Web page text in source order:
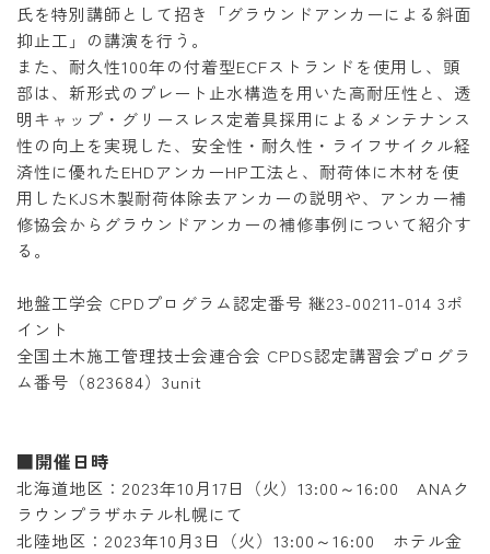
氏を特別講師として招き「グラウンドアンカーによる斜面
抑止工」の講演を行う。
また、耐久性100年の付着型ECFストランドを使用し、頭
部は、新形式のプレート止水構造を用いた高耐圧性と、透
明キャップ・グリースレス定着具採用によるメンテナンス
性の向上を実現した、安全性・耐久性・ライフサイクル経
済性に優れたEHDアンカーHP工法と、耐荷体に木材を使
用したKJS木製耐荷体除去アンカーの説明や、アンカー補
修協会からグラウンドアンカーの補修事例について紹介す
る。
地盤工学会 CPDプログラム認定番号 継23-00211-014 3ポ
イント
全国土木施工管理技士会連合会 CPDS認定講習会プログラ
ム番号（823684）3unit
■開催日時
北海道地区：2023年10月17日（火）13:00～16:00 ANAク
ラウンプラザホテル札幌にて
北陸地区：2023年10月3日（火）13:00～16:00 ホテル金